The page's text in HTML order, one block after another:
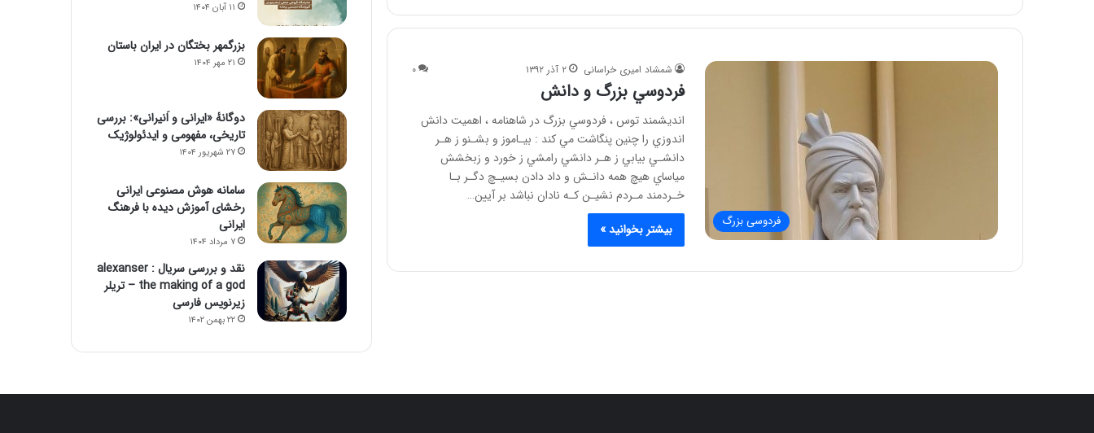
فردوسی بزرگ
شمشاد امیری خراسانی ۲ آذر ۱۳۹۲ ۰
فردوسي بزرگ و دانش
انديشمند توس ، فردوسي بزرگ در شاهنامه ، اهميت دانش
اندوزي را چنين پنگاشت مي كند : بيـاموز و بشـنو ز هـر
دانشـي بيابي ز هـر دانشي رامشي ز خورد و زبخشش
مياساي هيچ همه دانـش و داد دادن بسيـچ دگـر بـا
خـردمند مـردم نشيـن كـه نادان نباشد بر آيين…
بیشتر بخوانید »
۱۱ آبان ۱۴۰۴
بزرگمهر بختگان در ایران باستان
۲۱ مهر ۱۴۰۴
دوگانهٔ «ایرانی و اَنیرانی»: بررسی
تاریخی، مفهومی و ایدئولوژیک
۲۷ شهریور ۱۴۰۴
سامانه هوش مصنوعی ایرانی
رخشای آموزش دیده با فرهنگ
ایرانی
۷ مرداد ۱۴۰۴
نقد و بررسی سریال alexanser :
the making of a god – تریلر
زیرنویس فارسی
۲۲ بهمن ۱۴۰۲